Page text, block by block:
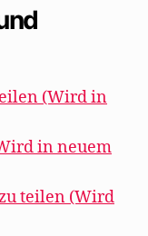
Proben
zu
(Wird in
in neuem
teilen (Wird